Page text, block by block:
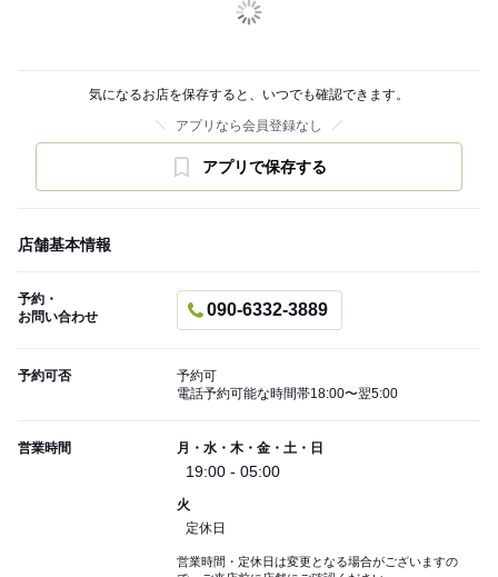
気になるお店を保存すると、いつでも確認できます。
アプリなら会員登録なし
アプリで保存する
店舗基本情報
予約・
お問い合わせ
090-6332-3889
予約可否
予約可
電話予約可能な時間帯18:00〜翌5:00
営業時間 月・水・木・金・土・日
19:00 - 05:00
火
定休日
営業時間・定休日は変更となる場合がございますの